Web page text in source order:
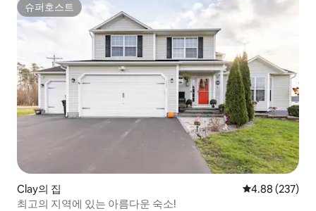
슈퍼호스트
슈퍼호스트
Clay의 집 평점 4.88점(5
4.88 (237)
최고의 지역에 있는 아름다운 숙소!